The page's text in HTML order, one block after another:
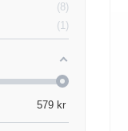
1
8
579kr